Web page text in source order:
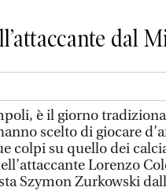
dal
è il giorno
scelto di giocare
colpi su quello dei
Lorenzo
Szymon Zurkowski